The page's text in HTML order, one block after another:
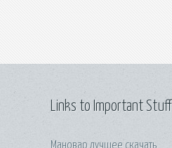
Links to Important Stuff